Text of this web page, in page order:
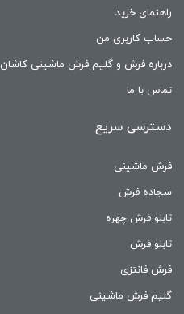
راهنمای خرید
حساب کاربری من
درباره فرش و گلیم فرش ماشینی کاشان
تماس با ما
دسترسی سریع
فرش ماشینی
سجاده فرش
تابلو فرش چهره
تابلو فرش
فرش فانتزی
گلیم فرش ماشینی